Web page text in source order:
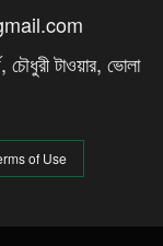
টাওয়ার, ভোলা
of Use